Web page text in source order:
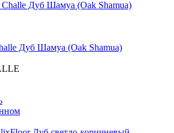
Дуб Шамуа (Oak Shamua)